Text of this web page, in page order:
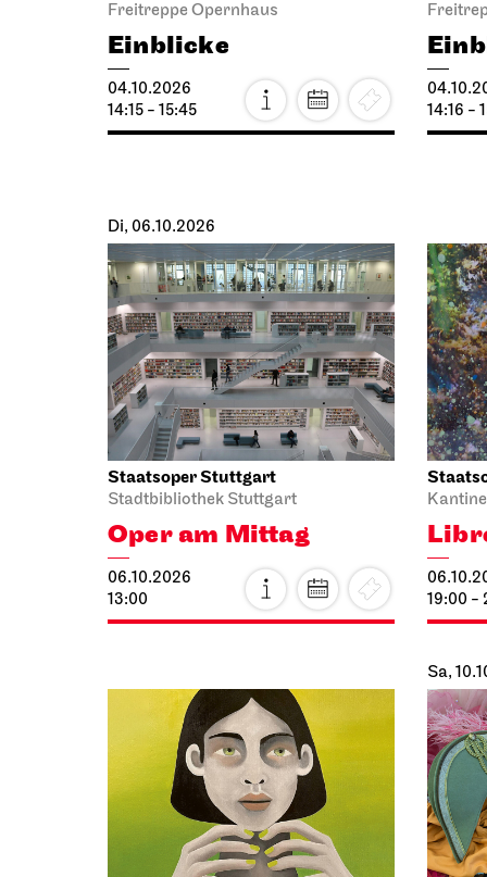
Freitreppe Opernhaus
Einblicke
04.10.2026
14:15 - 15:45
14:16 -
Di, 06.10.2026
Staatsoper Stuttgart
Stadtbibliothek Stuttgart
Oper am Mittag
06.10.2026
13:00
Kantine
19:00 -
Sa,